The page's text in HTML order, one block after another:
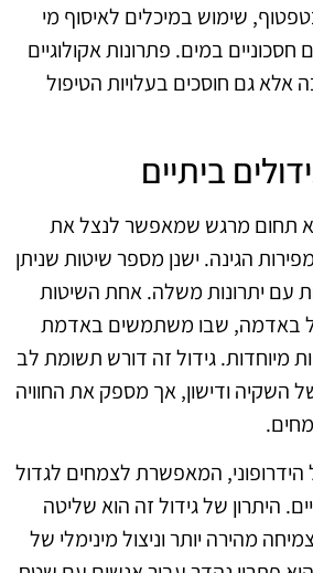
שימוש במיכלים לאיסוף מי
במים. פתרונות אקולוגיים
אלא גם חוסכים בעלויות הטיפול
ביתיים
תחום מרגש שמאפשר לנצל את
הגינה. ישנן מספר שיטות שניתן
עם יתרונות משלה. אחת השיטות
באדמה, שבו משתמשים באדמת
מיוחדות. גידול זה דורש תשומת לב
השקיה ודישון, אך מספק את החוויה
הידרופוני, המאפשרת לצמחים לגדול
היתרון של גידול זה הוא שליטה
מהירה יותר וניצול מינימלי של